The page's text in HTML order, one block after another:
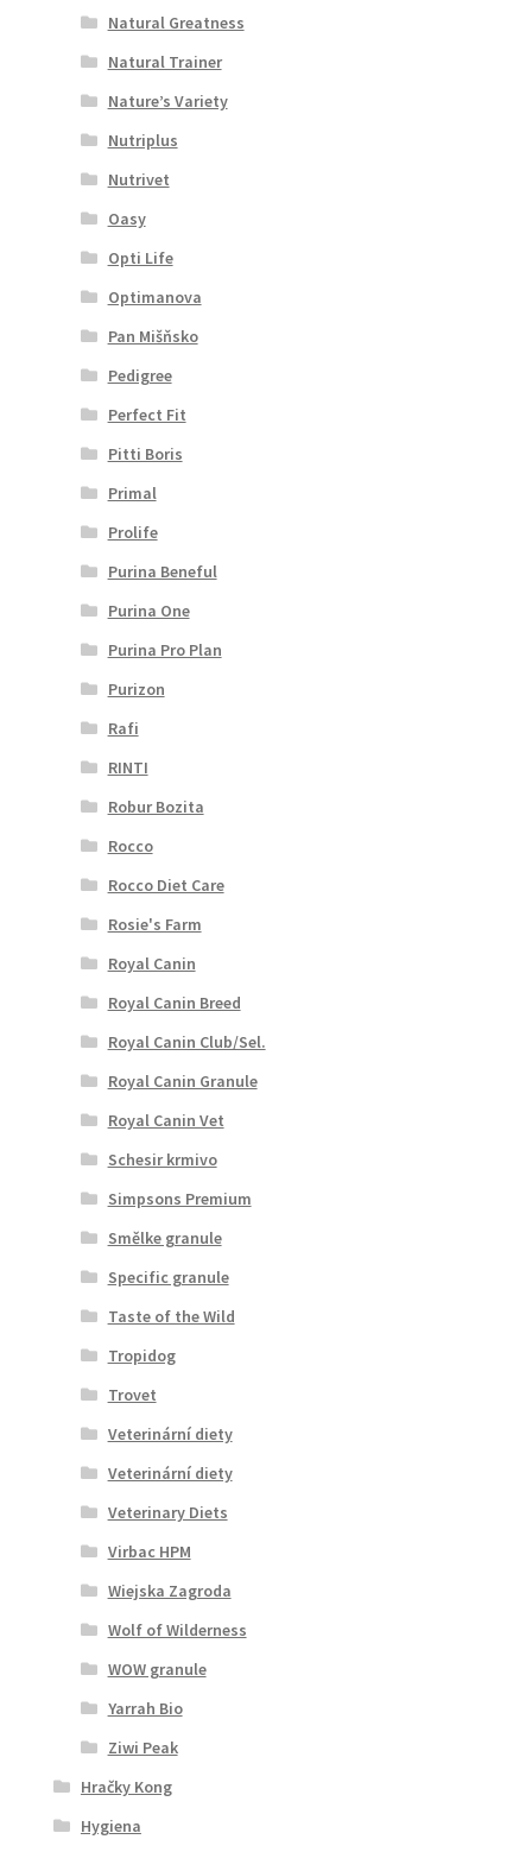
Natural Greatness
Natural Trainer
Nature’s Variety
Nutriplus
Nutrivet
Oasy
Opti Life
Optimanova
Pan Mišňsko
Pedigree
Perfect Fit
Pitti Boris
Primal
Prolife
Purina Beneful
Purina One
Purina Pro Plan
Purizon
Rafi
RINTI
Robur Bozita
Rocco
Rocco Diet Care
Rosie's Farm
Royal Canin
Royal Canin Breed
Royal Canin Club/Sel.
Royal Canin Granule
Royal Canin Vet
Schesir krmivo
Simpsons Premium
Smělke granule
Specific granule
Taste of the Wild
Tropidog
Trovet
Veterinární diety
Veterinární diety
Veterinary Diets
Virbac HPM
Wiejska Zagroda
Wolf of Wilderness
WOW granule
Yarrah Bio
Ziwi Peak
Hračky Kong
Hygiena